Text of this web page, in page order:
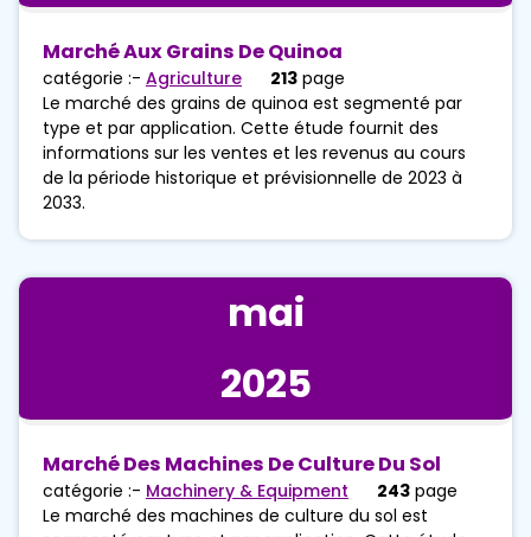
Marché Aux Grains De Quinoa
catégorie :- Agriculture 213 page
Le marché des grains de quinoa est segmenté par
type et par application. Cette étude fournit des
informations sur les ventes et les revenus au cours
de la période historique et prévisionnelle de 2023 à
2033.
mai
2025
Marché Des Machines De Culture Du Sol
catégorie :- Machinery & Equipment 243 page
Le marché des machines de culture du sol est